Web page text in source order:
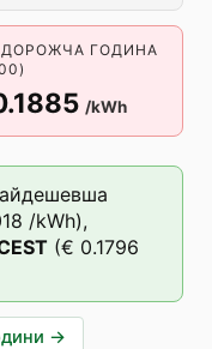
ГОДИНА
/kWh
/kWh),
(€ 0.1796
→